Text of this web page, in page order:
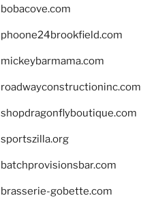
bobacove.com
phoone24brookfield.com
mickeybarmama.com
roadwayconstructioninc.com
shopdragonflyboutique.com
sportszilla.org
batchprovisionsbar.com
brasserie-gobette.com